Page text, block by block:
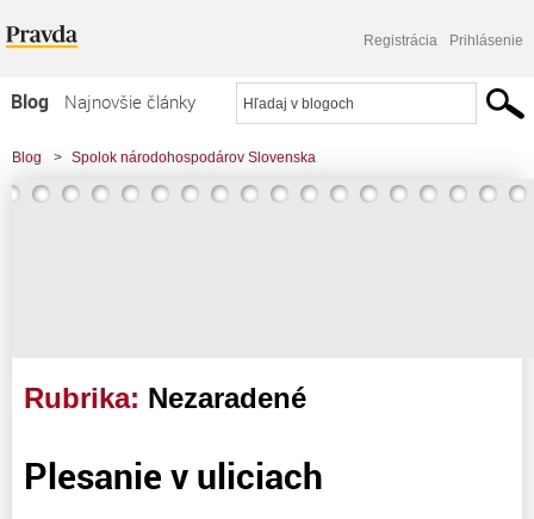
Registrácia Prihlásenie
Blog
Najnovšie články
Najčítanejšie články
Najkomentovanejšie články
Blog > Spolok národohospodárov Slovenska
Rubrika: Nezaradené
Plesanie v uliciach